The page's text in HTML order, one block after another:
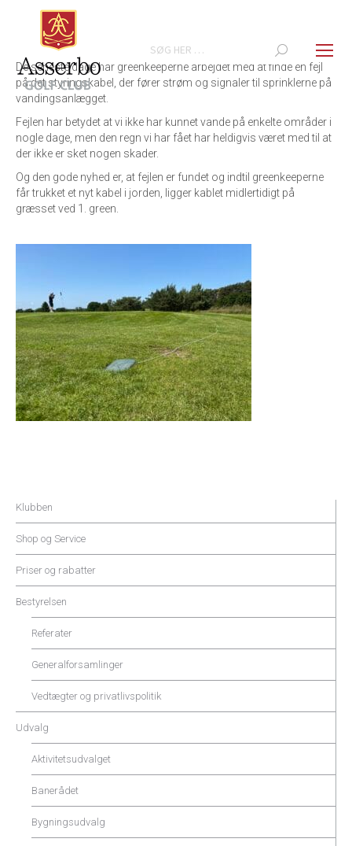
Search:
De seneste dage har greenkeeperne arbejdet med at finde en fejl
på det styringskabel, der fører strøm og signaler til sprinklerne på
vandingsanlægget.
Fejlen har betydet at vi ikke har kunnet vande på enkelte områder i
nogle dage, men den regn vi har fået har heldigvis været med til at
der ikke er sket nogen skader.
Og den gode nyhed er, at fejlen er fundet og indtil greenkeeperne
får trukket et nyt kabel i jorden, ligger kablet midlertidigt på
græsset ved 1. green.
Klubben
Shop og Service
Priser og rabatter
Bestyrelsen
Referater
Generalforsamlinger
Vedtægter og privatlivspolitik
Udvalg
Aktivitetsudvalget
Banerådet
Bygningsudvalg